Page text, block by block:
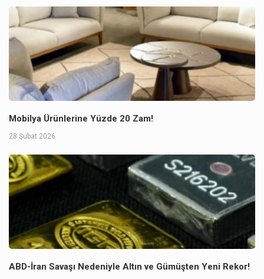
Mobilya Ürünlerine Yüzde 20 Zam!
28 Şubat 2026
ABD-İran Savaşı Nedeniyle Altın ve Gümüşten Yeni Rekor!